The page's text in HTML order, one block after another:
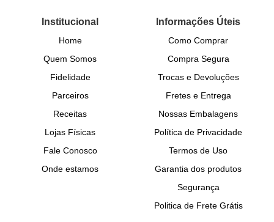
Institucional
Home
Quem Somos
Fidelidade
Parceiros
Receitas
Lojas Físicas
Fale Conosco
Onde estamos
Informações Úteis
Como Comprar
Compra Segura
Trocas e Devoluções
Fretes e Entrega
Nossas Embalagens
Política de Privacidade
Termos de Uso
Garantia dos produtos
Segurança
Politica de Frete Grátis